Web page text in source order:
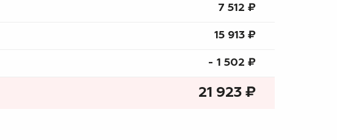
7 512 ₷
15 913 ₷
- 1 502 ₷
21 923 ₷